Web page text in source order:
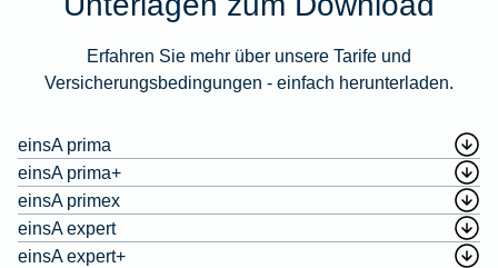
Erfahren Sie mehr über unsere Tarife und
Versicherungsbedingungen - einfach herunterladen.
einsA prima
einsA prima+
einsA primex
einsA expert
einsA expert+